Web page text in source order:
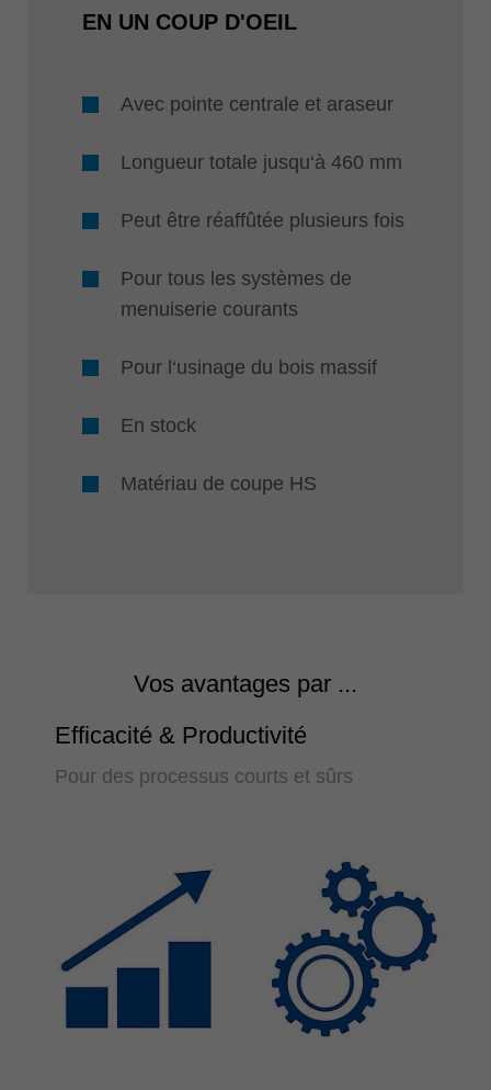
EN UN COUP D'OEIL
Avec pointe centrale et araseur
Longueur totale jusqu‘à 460 mm
Peut être réaffûtée plusieurs fois
Pour tous les systèmes de
menuiserie courants
Pour l‘usinage du bois massif
En stock
Matériau de coupe HS
Vos avantages par ...
Efficacité & Productivité
Pour des processus courts et sûrs